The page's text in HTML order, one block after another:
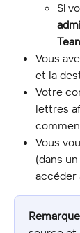
Si
Vous
et la
Votre
lettres
Vous
(dans
accéder